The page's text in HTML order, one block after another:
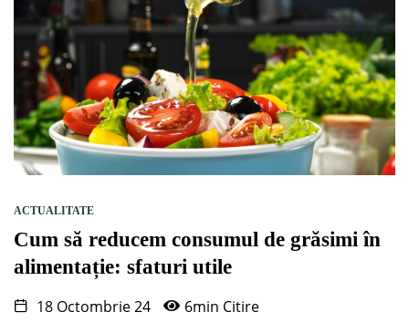
ACTUALITATE
Cum să reducem consumul de grăsimi în
alimentație: sfaturi utile
18 Octombrie 24
6min Citire